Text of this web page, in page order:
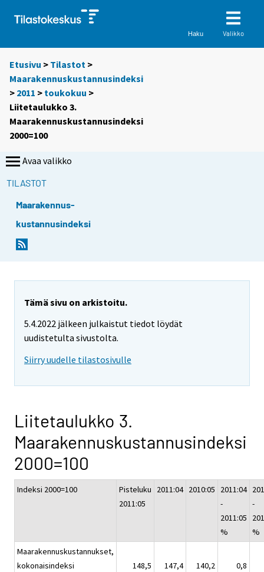
Haku Valikko
Etusivu > Tilastot >
Maarakennuskustannusindeksi
> 2011 > toukokuu >
Liitetaulukko 3.
Maarakennuskustannusindeksi
2000=100
Avaa valikko
TILASTOT
Maarakennus-
kustannusindeksi
Tämä sivu on arkistoitu.
5.4.2022 jälkeen julkaistut tiedot löydät
uudistetulta sivustolta.
Siirry uudelle tilastosivulle
Liitetaulukko 3.
Maarakennuskustannusindeksi
2000=100
Indeksi 2000=100
Pisteluku
2011:05
2011:04 2010:05
2011:04
-
2011:05
%
-
%
Maarakennuskustannukset,
kokonaisindeksi
148,5 147,4 140,2
0,8